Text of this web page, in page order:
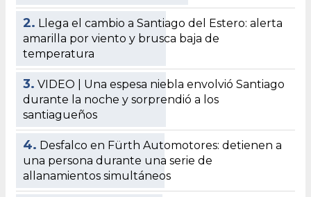
2. Llega el cambio a Santiago del Estero: alerta
amarilla por viento y brusca baja de
temperatura
3. VIDEO | Una espesa niebla envolvió Santiago
durante la noche y sorprendió a los
santiagueños
4. Desfalco en Fürth Automotores: detienen a
una persona durante una serie de
allanamientos simultáneos